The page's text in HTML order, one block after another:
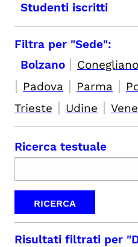
Studenti iscritti
Filtra per "Sede":
Bolzano | Conegliano
| Padova | Parma |
Trieste | Udine |
Ricerca testuale
Risultati filtrati per